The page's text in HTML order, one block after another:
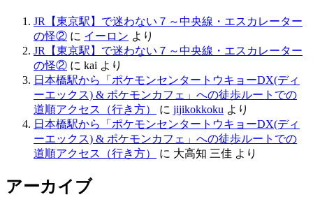
JR【東京駅】で迷わない７～中央線・エスカレーター
の怪② に イーロン より
JR【東京駅】で迷わない７～中央線・エスカレーター
の怪② に kai より
日本橋駅から「ポケモンセンタートウキョーDX(ディ
ーエックス) & ポケモンカフェ」への徒歩ルートでの
道順アクセス（行き方）
に jijikokkoku より
日本橋駅から「ポケモンセンタートウキョーDX(ディ
ーエックス) & ポケモンカフェ」への徒歩ルートでの
道順アクセス（行き方）
に 大高知 三佳 より
アーカイブ